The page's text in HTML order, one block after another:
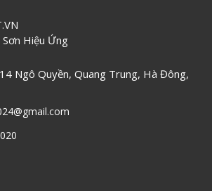
Hiệu Ứng
Ngô Quyền, Quang Trung, Hà Đông,